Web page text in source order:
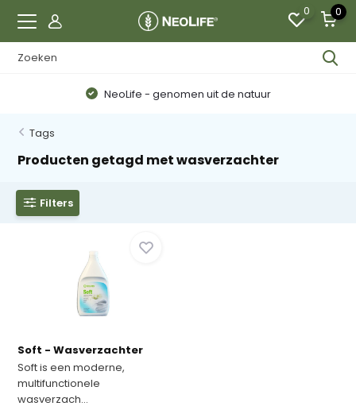
0 0
NeoLife - genomen uit de natuur
Tags
Producten getagd met wasverzachter
Filters
Soft - Wasverzachter
Soft is een moderne,
multifunctionele
wasverzach...